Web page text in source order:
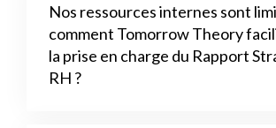
Nos ressources internes sont
comment Tomorrow Theory
la prise en charge du Rapport
RH ?